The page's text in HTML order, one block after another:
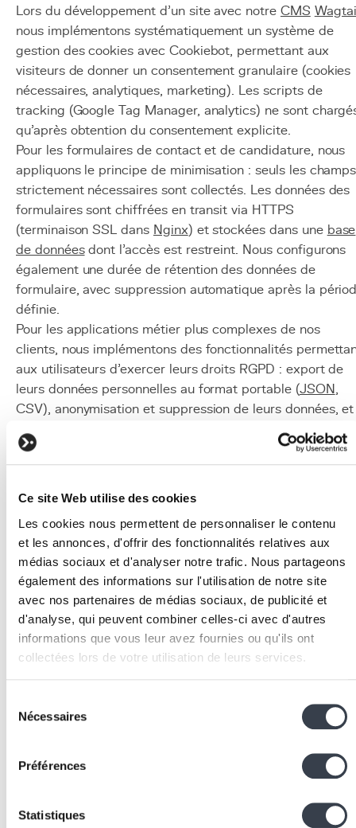
Ce site Web utilise des cookies
Les cookies nous permettent de personnaliser le contenu
et les annonces, d'offrir des fonctionnalités relatives aux
médias sociaux et d'analyser notre trafic. Nous partageons
également des informations sur l'utilisation de notre site
avec nos partenaires de médias sociaux, de publicité et
d'analyse, qui peuvent combiner celles-ci avec d'autres
informations que vous leur avez fournies ou qu'ils ont
collectées lors de votre utilisation de leurs services.
process your information.
Nécessaires
Préférences
Statistiques
Lors du développement d'un site avec notre CMS
nous implémentons systématiquement un système de
gestion des cookies avec Cookiebot, permettant aux
visiteurs de donner un consentement granulaire (cookies
nécessaires, analytiques, marketing). Les scripts de
tracking (Google Tag Manager, analytics) ne sont
qu'après obtention du consentement explicite.
Pour les formulaires de contact et de candidature, nous
appliquons le principe de minimisation : seuls les champs
strictement nécessaires sont collectés. Les données des
formulaires sont chiffrées en transit via HTTPS
(terminaison SSL dans Nginx) et stockées dans une base
de donnéesdont l'accès est restreint. Nous configurons
également une durée de rétention des données de
formulaire, avec suppression automatique après la
définie.
Pour les applications métier plus complexes de nos
clients, nous implémentons des fonctionnalités
aux utilisateurs d'exercer leurs droits RGPD : export de
leurs données personnelles au format portable (JSON,
CSV), anonymisation et suppression de leurs données, et
journalisation des traitements pour la traçabilité.
Mise en œuvre
données personnelles collectées par votre site ou
application, leurs finalités, les bases légales
applicables, et les durées de conservation.
le tout dans un registre des traitements.
Mettre en place le consentement cookies:
implémenter un bandeau de consentement
(Cookiebot, Axeptio) qui bloque effectivement les
cookies non essentiels avant le consentement et
offre un choix granulaire.
politique claire, accessible et complète listant les
traitements, les bases légales, les durées de
coordonnées du responsable de traitement.
:
le chiffrement HTTPS, sécuriser les accès à la base
de données, configurer les mots de passe